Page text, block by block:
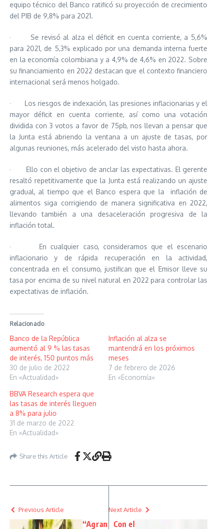
equipo técnico del Banco ratificó su proyección de crecimiento
del PIB de 9,8% para 2021.
· Se revisó al alza el déficit en cuenta corriente, a 5,6%
para 2021, de 5,3% explicado por una demanda interna fuerte
en la economía colombiana y a 4,9% de 4,6% en 2022. Sobre
su financiamiento en 2022 destacan que el contexto financiero
internacional será menos holgado.
· Los riesgos de indexación, las presiones inflacionarias y el
mayor déficit en cuenta corriente, así como una votación
dividida con 3 votos a favor de 75pb, nos llevan a pensar que
la Junta está abriendo la ventana a un ajuste de tasas, por
algunas reuniones, más acelerado del visto hasta ahora.
· Ello con el objetivo de anclar las expectativas. El gerente
resaltó repetitivamente que la Junta está realizando un ajuste
gradual, al tiempo que el Banco espera que la inflación de
alimentos siga corrigiendo de manera significativa en 2022,
llevando también a una desaceleración progresiva de la
inflación total.
· En cualquier caso, consideramos que el escenario
inflacionario y de rápida recuperación en la actividad,
concentrada en el consumo, justifican que el Emisor lleve su
tasa por encima de su nivel natural en 2022 para controlar las
expectativas de inflación.
Relacionado
Banco de la República
aumentó al 9 % las tasas
de interés, 150 puntos más
30 de julio de 2022
En «Actualidad»
Inflación al alza se
mantendrá en los próximos
meses
7 de febrero de 2026
En «Economía»
BBVA Research espera que
las tasas de interés lleguen
a 8% para julio
31 de marzo de 2022
En «Actualidad»
Share this Article
Previous Article
“Agran
Next Article
Con el